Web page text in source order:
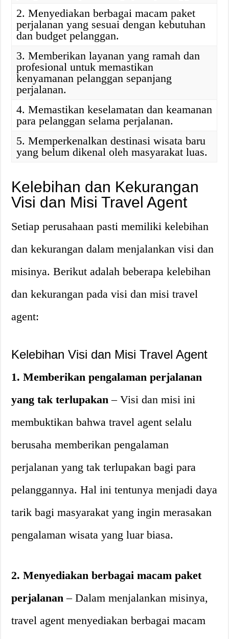
2. Menyediakan berbagai macam paket
perjalanan yang sesuai dengan kebutuhan
dan budget pelanggan.
3. Memberikan layanan yang ramah dan
profesional untuk memastikan
kenyamanan pelanggan sepanjang
perjalanan.
4. Memastikan keselamatan dan keamanan
para pelanggan selama perjalanan.
5. Memperkenalkan destinasi wisata baru
yang belum dikenal oleh masyarakat luas.
Kelebihan dan Kekurangan
Visi dan Misi Travel Agent
Setiap perusahaan pasti memiliki kelebihan
dan kekurangan dalam menjalankan visi dan
misinya. Berikut adalah beberapa kelebihan
dan kekurangan pada visi dan misi travel
agent:
Kelebihan Visi dan Misi Travel Agent
1. Memberikan pengalaman perjalanan
yang tak terlupakan – Visi dan misi ini
membuktikan bahwa travel agent selalu
berusaha memberikan pengalaman
perjalanan yang tak terlupakan bagi para
pelanggannya. Hal ini tentunya menjadi daya
tarik bagi masyarakat yang ingin merasakan
pengalaman wisata yang luar biasa.
2. Menyediakan berbagai macam paket
perjalanan – Dalam menjalankan misinya,
travel agent menyediakan berbagai macam